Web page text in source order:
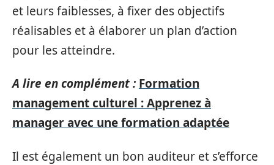
et leurs faiblesses, à fixer des objectifs
réalisables et à élaborer un plan d’action
pour les atteindre.
A lire en complément : Formation
management culturel : Apprenez à
manager avec une formation adaptée
Il est également un bon auditeur et s’efforce